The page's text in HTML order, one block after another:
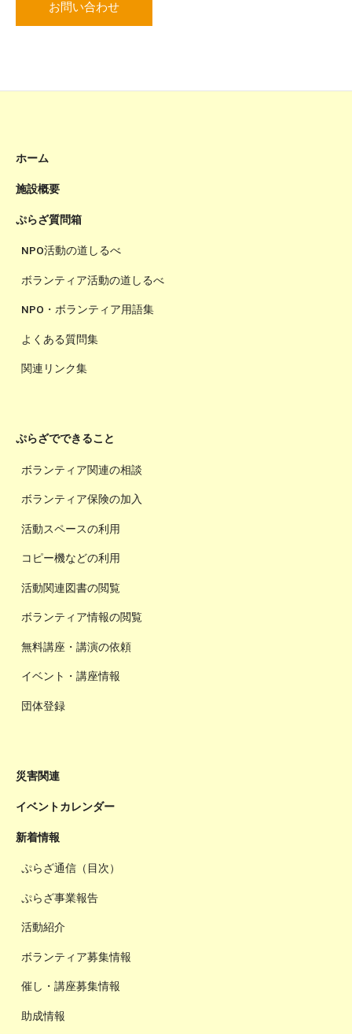
お問い合わせ
ホーム
施設概要
ぷらざ質問箱
NPO活動の道しるべ
ボランティア活動の道しるべ
NPO・ボランティア用語集
よくある質問集
関連リンク集
ぷらざでできること
ボランティア関連の相談
ボランティア保険の加入
活動スペースの利用
コピー機などの利用
活動関連図書の閲覧
ボランティア情報の閲覧
無料講座・講演の依頼
イベント・講座情報
団体登録
災害関連
イベントカレンダー
新着情報
ぷらざ通信（目次）
ぷらざ事業報告
活動紹介
ボランティア募集情報
催し・講座募集情報
助成情報